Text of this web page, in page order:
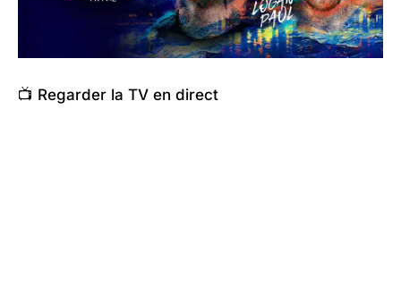
📺 Regarder la TV en direct